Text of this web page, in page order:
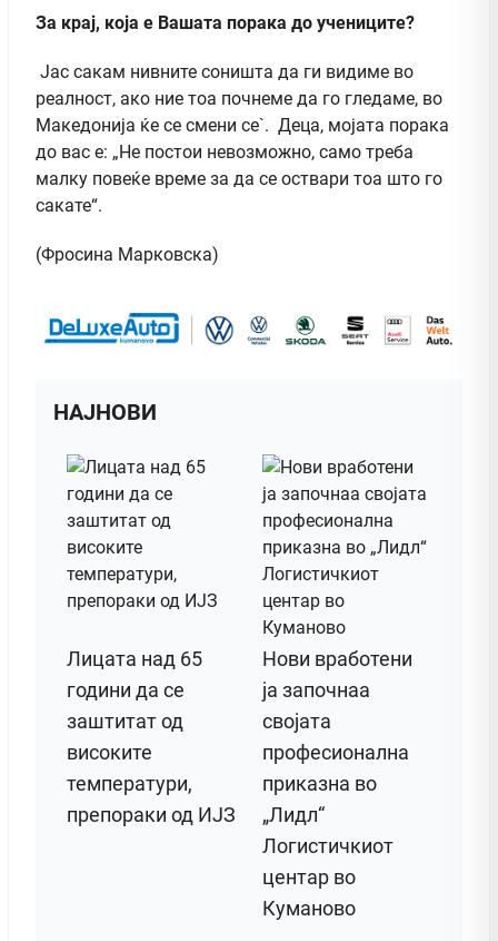
За крај, која е Вашата порака до учениците?
Јас сакам нивните соништа да ги видиме во
реалност, ако ние тоа почнеме да го гледаме, во
Македонија ќе се смени сe`. Деца, мојата порака
до вас е: „Не постои невозможно, само треба
малку повеќе време за да се оствари тоа што го
сакате“.
(Фросина Марковска)
НАЈНОВИ
Лицата над 65
години да се
заштитат од
високите
температури,
препораки од ИЈЗ
Нови вработени
ја започнаа
својата
професионална
приказна во
„Лидл“
Логистичкиот
центар во
Куманово